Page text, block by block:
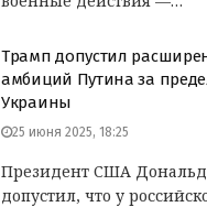
Трамп допустил
амбиций Путина за
Украины
25 июня 2025, 18:25
Президент США
допустил, что у